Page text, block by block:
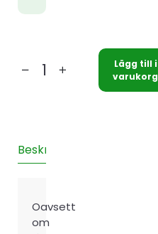
Bosch
mängd
Lägg till i
varukorg
Beskrivning
Oavsett
om